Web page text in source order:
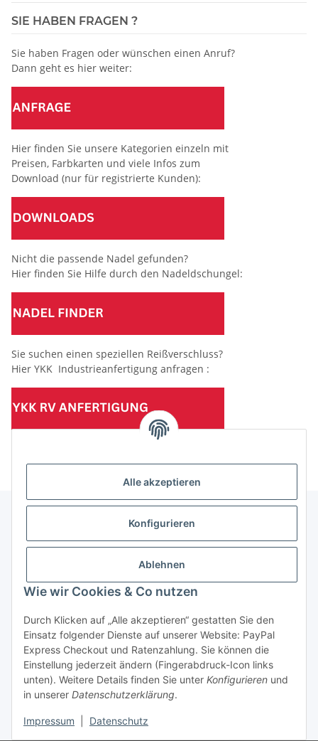
Alle akzeptieren
Konfigurieren
Ablehnen
Wie wir Cookies & Co nutzen
Durch Klicken auf „Alle akzeptieren“ gestatten Sie den
Einsatz folgender Dienste auf unserer Website: PayPal
Express Checkout und Ratenzahlung. Sie können die
Einstellung jederzeit ändern (Fingerabdruck-Icon links
unten). Weitere Details finden Sie unter Konfigurieren und
in unserer Datenschutzerklärung.
Impressum Datenschutz
SIE HABEN FRAGEN ?
Sie haben Fragen oder wünschen einen Anruf?
Dann geht es hier weiter:
Hier finden Sie unsere Kategorien einzeln mit
Preisen, Farbkarten und viele Infos zum
Download (nur für registrierte Kunden):
Nicht die passende Nadel gefunden?
Hier finden Sie Hilfe durch den Nadeldschungel:
Sie suchen einen speziellen Reißverschluss?
Hier YKK Industrieanfertigung anfragen :
(Mindesttabnahmemenge 10 Stück je Länge und Farbe)
Informationen
Gesetzliche Informationen
Vertrag widerrufen
* Alle Preise zzgl. gesetzlicher USt., zzgl.